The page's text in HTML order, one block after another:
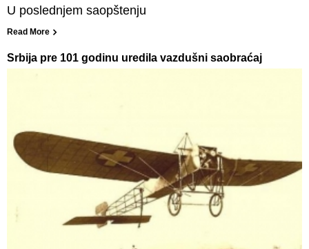
U poslednjem saopštenju
Read More
Srbija pre 101 godinu uredila vazdušni saobraćaj